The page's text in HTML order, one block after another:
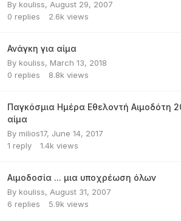
By kouliss, August 29, 2007
0 replies 2.6k views
Ανάγκη για αίμα
By kouliss, March 13, 2018
0 replies 8.8k views
Παγκόσμια Ημέρα Εθελοντή Αιμοδότη
αίμα
By milios17, June 14, 2017
1 reply 1.4k views
Αιμοδοσία ... μια υποχρέωση όλων
By kouliss, August 31, 2007
6 replies 5.9k views